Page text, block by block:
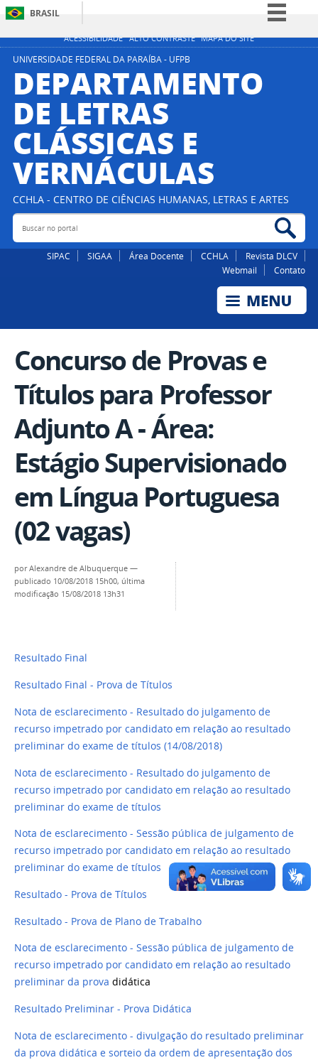
ACESSIBILIDADE ALTO CONTRASTE MAPA DO SITE
BRASIL
Simplifique!
Participe
UNIVERSIDADE FEDERAL DA PARAÍBA - UFPB
DEPARTAMENTO
DE LETRAS
CLÁSSICAS E
VERNÁCULAS
CCHLA - CENTRO DE CIÊNCIAS HUMANAS, LETRAS E ARTES
Buscar no portal
SIPAC SIGAA Área Docente CCHLA
Revista DLCV
Webmail
Contato
Concurso de Provas e
Títulos para Professor
Adjunto A - Área:
Estágio Supervisionado
em Língua Portuguesa
(02 vagas)
porAlexandre de Albuquerque —
publicado 10/08/2018 15h00, última
modificação 15/08/2018 13h31
Resultado Final
Resultado Final - Prova de Títulos
Nota de esclarecimento - Resultado do julgamento de
recurso impetrado por candidato em relação ao resultado
preliminar do exame de títulos (14/08/2018)
Nota de esclarecimento - Resultado do julgamento de
recurso impetrado por candidato em relação ao resultado
preliminar do exame de títulos
Nota de esclarecimento - Sessão pública de julgamento de
recurso impetrado por candidato em relação ao resultado
preliminar do exame de títulos
Resultado - Prova de Títulos
Resultado - Prova de Plano de Trabalho
Nota de esclarecimento - Sessão pública de julgamento de
recurso impetrado por candidato em relação ao resultado
preliminar da prova didática
Resultado Preliminar - Prova Didática
Nota de esclarecimento - divulgação do resultado preliminar
da prova didática e sorteio da ordem de apresentação dos